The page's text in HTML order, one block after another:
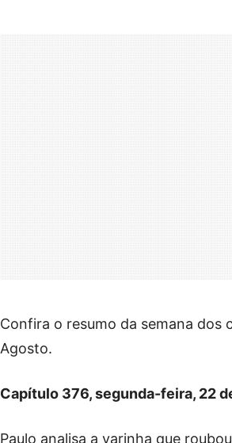
Confira o resumo da semana dos
Agosto.
Capítulo 376, segunda-feira, 22
Paulo analisa a varinha que